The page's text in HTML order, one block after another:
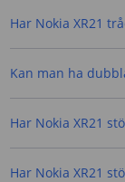
Har Nokia XR21
Kan man ha
Har Nokia XR21
Har Nokia XR21